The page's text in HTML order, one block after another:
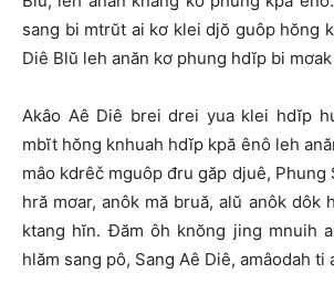
sang bi mtrŭt ai kơ klei djŏ guôp hŏng
Diê Blŭ leh anăn kơ phung hdĭp bi
Akâo Aê Diê brei drei yua klei hdĭp
mbĭt hŏng knhuah hdĭp kpă ênô leh
mâo kdrêč mguôp đru găp djuê, Phung
hră mơar, anôk mă bruă, alŭ anôk dôk
ktang hĭn. Đăm ôh knŏng jing mnuih
hlăm sang pô, Sang Aê Diê, amâodah ti